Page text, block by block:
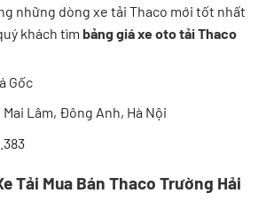
những dòng xe tải Thaco mới tốt nhất
khách tìm bảng giá xe oto tải Thaco
Gốc
Mai Lâm, Đông Anh, Hà Nội
Tải Mua Bán Thaco Trường Hải